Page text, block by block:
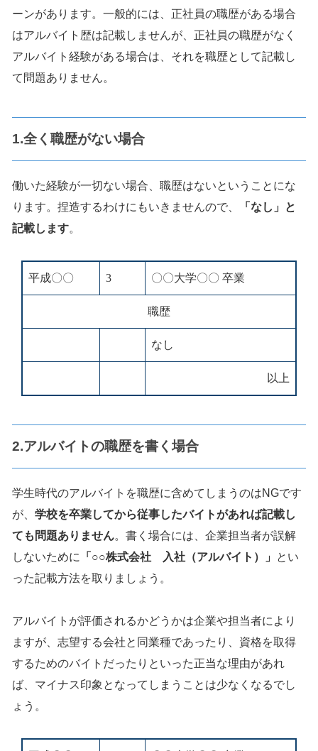
ーンがあります。一般的には、正社員の職歴がある場合
はアルバイト歴は記載しませんが、正社員の職歴がなく
アルバイト経験がある場合は、それを職歴として記載し
て問題ありません。
1.全く職歴がない場合
働いた経験が一切ない場合、職歴はないということにな
ります。捏造するわけにもいきませんので、
「なし」と
記載します。
平成〇〇 3 〇〇大学〇〇 卒業
職歴
なし
以上
2.アルバイトの職歴を書く場合
学生時代のアルバイトを職歴に含めてしまうのはNGです
が、 学校を卒業してから従事したバイトがあれば記載し
ても問題ありません。書く場合には、企業担当者が誤解
しないために
「○○株式会社 入社（アルバイト）」
とい
った記載方法を取りましょう。
アルバイトが評価されるかどうかは企業や担当者により
ますが、志望する会社と同業種であったり、資格を取得
するためのバイトだったりといった正当な理由があれ
ば、マイナス印象となってしまうことは少なくなるでし
ょう。